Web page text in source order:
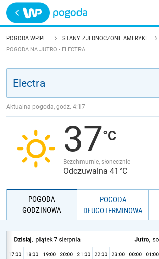
Trwa ładowanie
POLSKA
JAKOŚĆ POWIETRZA
POGODA WP.PL
STANY ZJEDNOCZONE AMERYKI
POGODA NA JUTRO - ELECTRA
Aktualna pogoda, godz. 4:17
37
Bezchmurnie, słonecznie
Odczuwalna 41°C
POGODA
GODZINOWA
POGODA
DŁUGOTERMINOWA